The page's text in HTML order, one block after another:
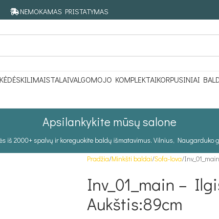
NEMOKAMAS PRISTATYMAS
KĖDĖSKILIMAISTALAIVALGOMOJO KOMPLEKTAIKORPUSINIAI
Apsilankykite mūsų salone
iš 2000+ spalvų ir koreguokite baldų išmatavimus. Vilnius, Naugarduko
Pradžia Minkšti baldai Sofa-lova
Inv_01_main –
Aukštis:89cm